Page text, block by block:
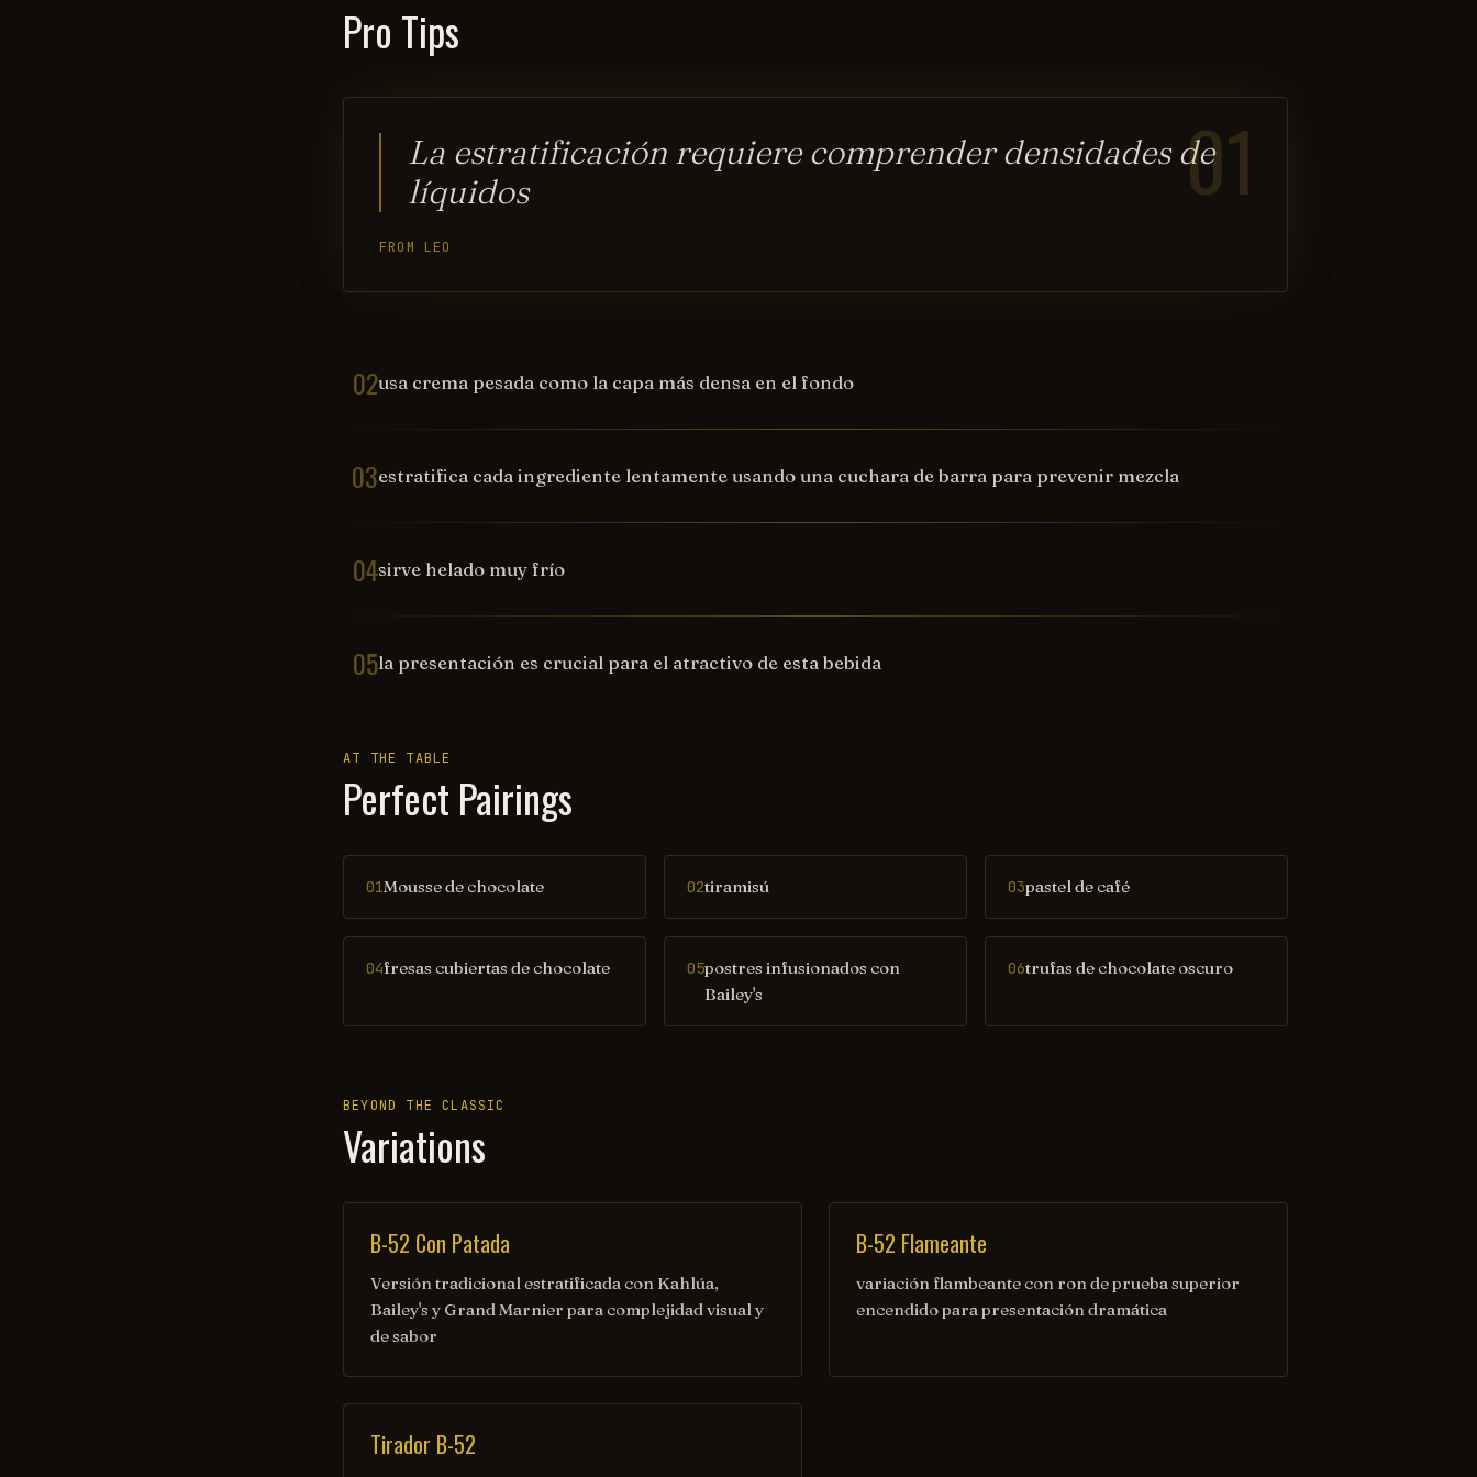
Pro Tips
01
La estratificación requiere comprender densidades de
líquidos
FROM LEO
02usa crema pesada como la capa más densa en el fondo
03estratifica cada ingrediente lentamente usando una cuchara de barra para prevenir mezcla
04sirve helado muy frío
05la presentación es crucial para el atractivo de esta bebida
AT THE TABLE
Perfect Pairings
01Mousse de chocolate 02tiramisú 03pastel de café
04fresas cubiertas de chocolate 05postres infusionados con
Bailey's
06trufas de chocolate oscuro
BEYOND THE CLASSIC
Variations
B-52 Con Patada
Versión tradicional estratificada con Kahlúa,
Bailey's y Grand Marnier para complejidad visual y
de sabor
B-52 Flameante
variación flambeante con ron de prueba superior
encendido para presentación dramática
Tirador B-52